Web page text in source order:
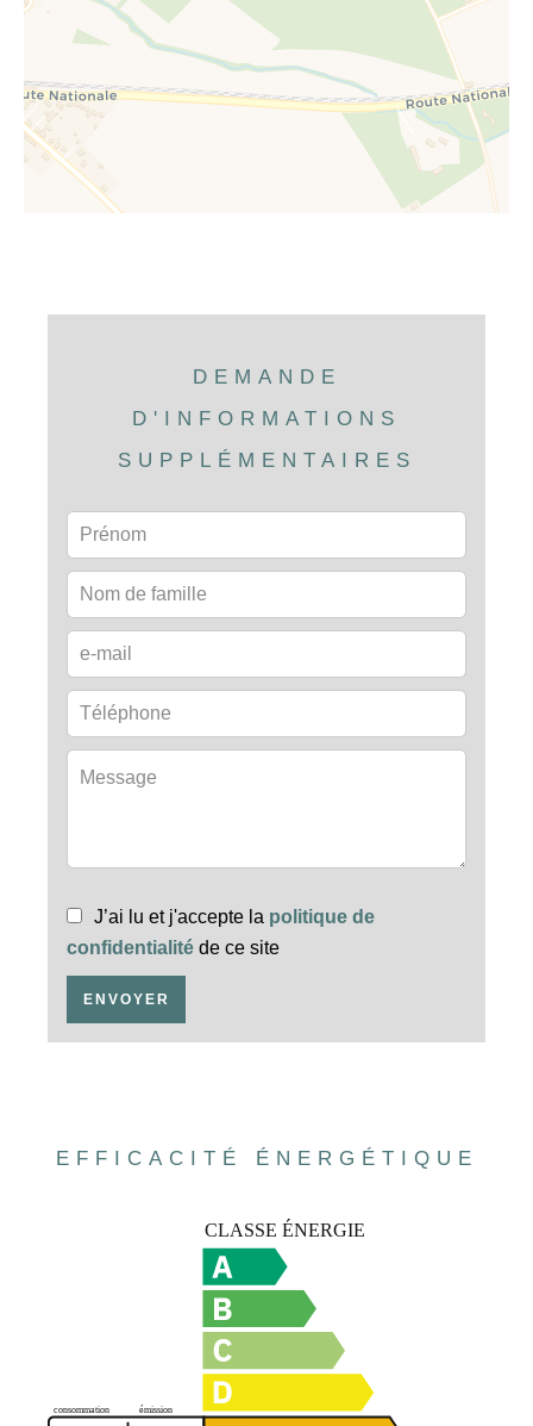
DEMANDE
D'INFORMATIONS
SUPPLÉMENTAIRES
J’ai lu et j'accepte la politique de
confidentialité de ce site
ENVOYER
EFFICACITÉ ÉNERGÉTIQUE